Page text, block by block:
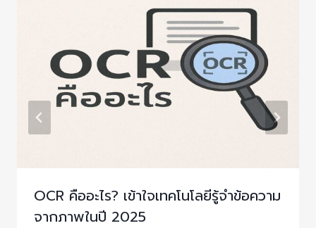
OCR คืออะไร? เข้าใจเทคโนโลยีรู้จำข้อความ
จากภาพในปี 2025